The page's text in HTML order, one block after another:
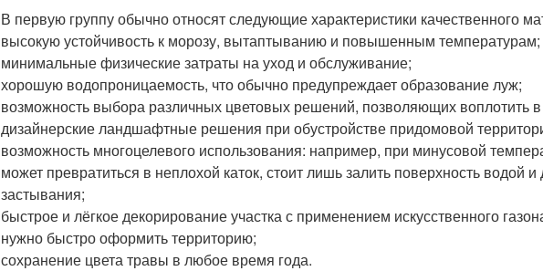
В первую группу обычно относят следующие характеристики качественного
высокую устойчивость к морозу, вытаптыванию и повышенным температурам;
минимальные физические затраты на уход и обслуживание;
хорошую водопроницаемость, что обычно предупреждает образование луж;
возможность выбора различных цветовых решений, позволяющих воплотить
дизайнерские ландшафтные решения при обустройстве придомовой
возможность многоцелевого использования: например, при минусовой
может превратиться в неплохой каток, стоит лишь залить поверхность водой
застывания;
быстрое и лёгкое декорирование участка с применением искусственного
нужно быстро оформить территорию;
сохранение цвета травы в любое время года.